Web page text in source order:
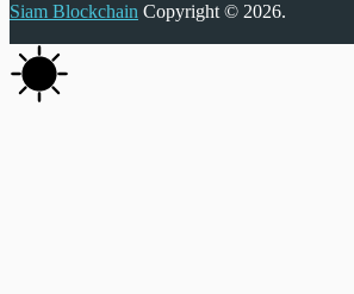
Siam Blockchain Copyright © 2026.